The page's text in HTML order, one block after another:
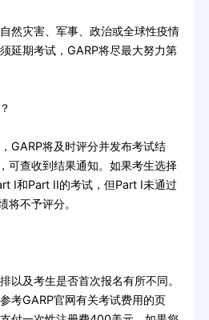
灾害、军事、政治或全球性疫情
延期考试，GARP将尽最大努力第
将及时评分并发布考试结
可查收到结果通知。如果考生选择
I和Part II的考试，但Part I未通过
将不予评分。
及考生是否首次报名有所不同。
考GARP官网有关考试费用的页